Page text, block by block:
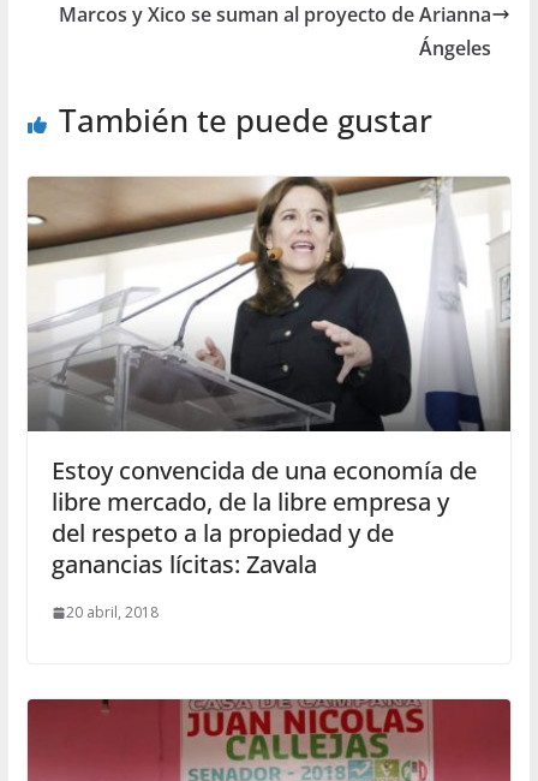
Marcos y Xico se suman al proyecto de Arianna
Ángeles
También te puede gustar
Estoy convencida de una economía de
libre mercado, de la libre empresa y
del respeto a la propiedad y de
ganancias lícitas: Zavala
20 abril, 2018